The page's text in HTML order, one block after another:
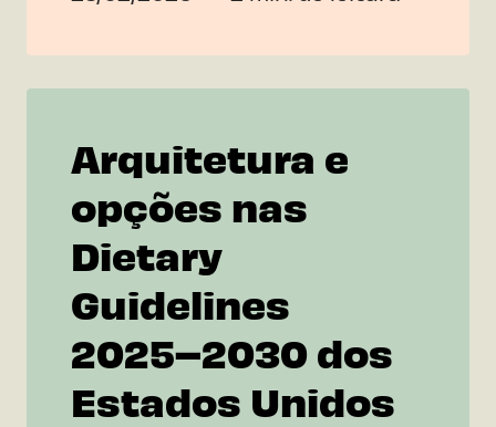
Arquitetura e
opções nas
Dietary
Guidelines
2025–2030 dos
Estados Unidos